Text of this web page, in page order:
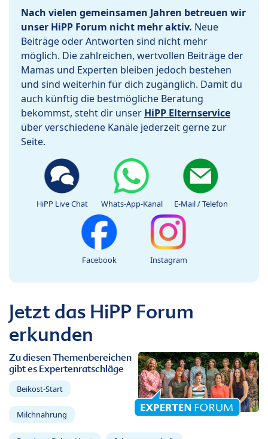
Nach vielen gemeinsamen Jahren betreuen wir
unser HiPP Forum nicht mehr aktiv. Neue
Beiträge oder Antworten sind nicht mehr
möglich. Die zahlreichen, wertvollen Beiträge der
Mamas und Experten bleiben jedoch bestehen
und sind weiterhin für dich zugänglich. Damit du
auch künftig die bestmögliche Beratung
bekommst, steht dir unser HiPP Elternservice
über verschiedene Kanäle jederzeit gerne zur
Seite.
HiPP Live Chat Whats-App-Kanal E-Mail / Telefon
Facebook Instagram
Jetzt das HiPP Forum
erkunden
Zu diesen Themenbereichen
gibt es Expertenratschläge
Beikost-Start
Milchnahrung